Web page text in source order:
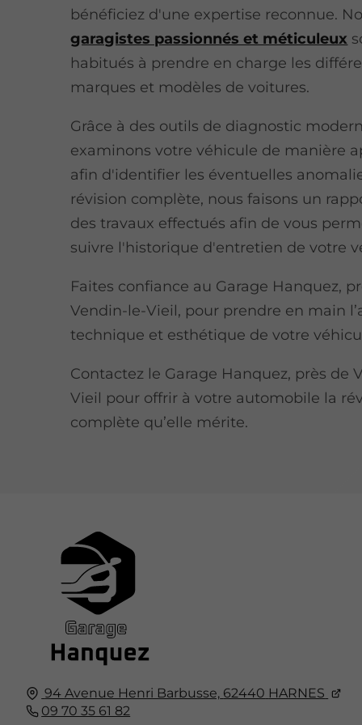
bénéficiez d'une expertise reconnue.
garagistes passionnés et méticuleux
habitués à prendre en charge les
marques et modèles de voitures.
Grâce à des outils de diagnostic
examinons votre véhicule de manière
afin d'identifier les éventuelles
révision complète, nous faisons un
des travaux effectués afin de vous
suivre l'historique d'entretien de votre
Faites confiance au Garage Hanquez,
Vendin-le-Vieil, pour prendre en main
technique et esthétique de votre
Contactez le Garage Hanquez, près de
Vieil pour offrir à votre automobile la
complète qu’elle mérite.
94 Avenue Henri Barbusse, 62440 HARNES
09 70 35 61 82